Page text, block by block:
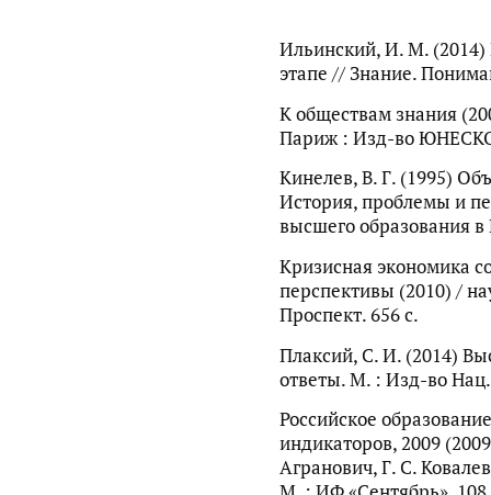
Ильинский, И. М. (2014)
этапе // Знание.
К обществам знания
Париж : Изд-во
Кинелев, В. Г. (1995)
История, проблемы и
высшего образования в
Кризисная экономика
перспективы (2010) /
Проспект. 656 с.
Плаксий, С. И. (2014)
ответы. М. : Изд-во Нац.
Российское
индикаторов, 2009
Агранович, Г. С.